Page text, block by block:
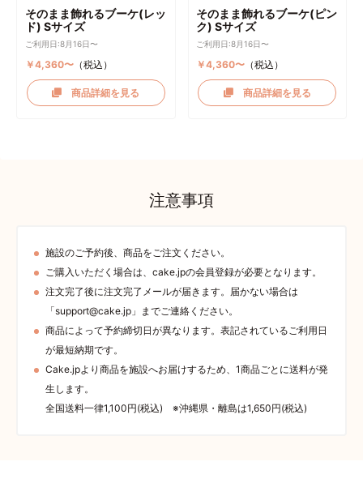
そのまま飾れるブーケ(レッ
ド) Sサイズ
ご利用日:8月16日〜
￥4,360〜（税込）
商品詳細を見る
そのまま飾れるブーケ(ピン
ク) Sサイズ
ご利用日:8月16日〜
￥4,360〜 （税込）
商品詳細を見る
注意事項
施設のご予約後、商品をご注文ください。
ご購入いただく場合は、cake.jpの会員登録が必要となります。
注文完了後に注文完了メールが届きます。届かない場合は
「support@cake.jp」までご連絡ください。
商品によって予約締切日が異なります。表記されているご利用日
が最短納期です。
Cake.jpより商品を施設へお届けするため、1商品ごとに送料が発
生します。
全国送料一律1,100円(税込) ※沖縄県・離島は1,650円(税込)